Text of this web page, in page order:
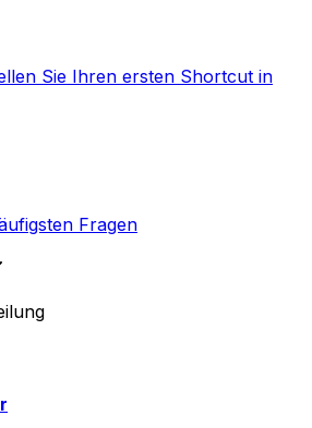
Sie Ihren ersten Shortcut in
Fragen